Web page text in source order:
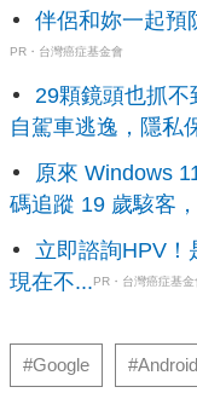
伴侶和妳一起預
PR・台灣癌症基金會
29顆鏡頭也抓
自駕車逃逸，隱私
原來 Windows
碼追蹤 19 歲駭客
立即諮詢HPV！
現在不...PR・台灣癌症基金
#Google #Android